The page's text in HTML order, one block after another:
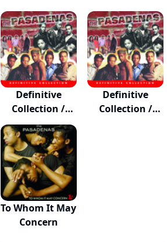
Definitive
Collection /
Defin...
Definitive
Collection /
To Whom It May
Concern